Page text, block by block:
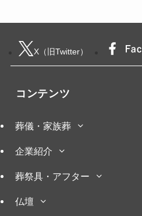
X（旧Twitter）
コンテンツ
葬儀・家族葬
企業紹介
葬祭具・アフター
仏壇